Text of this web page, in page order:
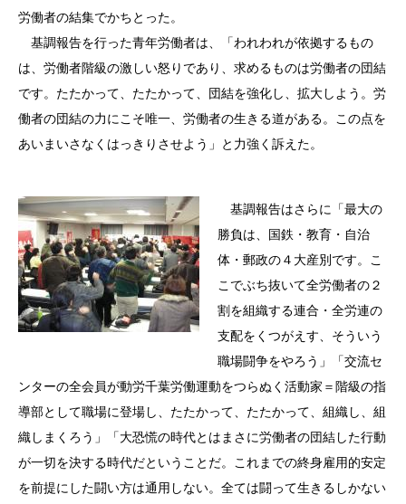
労働者の結集でかちとった。
基調報告を行った青年労働者は、「われわれが依拠するもの
は、労働者階級の激しい怒りであり、求めるものは労働者の団結
です。たたかって、たたかって、団結を強化し、拡大しよう。労
働者の団結の力にこそ唯一、労働者の生きる道がある。この点を
あいまいさなくはっきりさせよう」と力強く訴えた。
基調報告はさらに「最大の
勝負は、国鉄・教育・自治
体・郵政の４大産別です。こ
こでぶち抜いて全労働者の２
割を組織する連合・全労連の
支配をくつがえす、そういう
職場闘争をやろう」「交流セ
ンターの全会員が動労千葉労働運動をつらぬく活動家＝階級の指
導部として職場に登場し、たたかって、たたかって、組織し、組
織しまくろう」「大恐慌の時代とはまさに労働者の団結した行動
が一切を決する時代だということだ。これまでの終身雇用的安定
を前提にした闘い方は通用しない。全ては闘って生きるしかない